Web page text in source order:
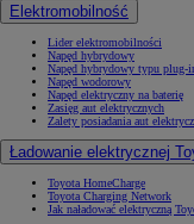
Elektromobilność
Lider elektromobilności
Napęd hybrydowy
Napęd hybrydowy typu plug-
Napęd wodorowy
Napęd elektryczny na baterię
Zasięg aut elektrycznych
Zalety posiadania aut
Ładowanie elektrycznej
Toyota HomeCharge
Toyota Charging Network
Jak naładować elektryczną